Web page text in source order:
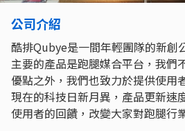
公司介紹
酷排Qubye是一間年輕團隊的新創
主要的產品是跑腿媒合平台，我們
優點之外，我們也致力於提供使用
現在的科技日新月異，產品更新速
使用者的回饋，改變大家對跑腿行